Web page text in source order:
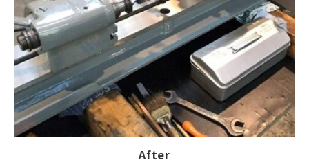
After